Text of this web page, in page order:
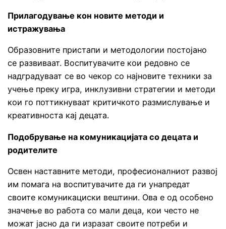
Прилагодување кон новите методи и
истражувања
Образовните пристапи и методологии постојано
се развиваат. Воспитувачите кои редовно се
надградуваат се во чекор со најновите техники за
учење преку игра, инклузивни стратегии и методи
кои го поттикнуваат критичкото размислување и
креативноста кај децата.
Подобрување на комуникацијата со децата и
родителите
Освен наставните методи, професионалниот развој
им помага на воспитувачите да ги унапредат
своите комуникациски вештини. Ова е од особено
значење во работа со мали деца, кои често не
можат јасно да ги изразат своите потреби и